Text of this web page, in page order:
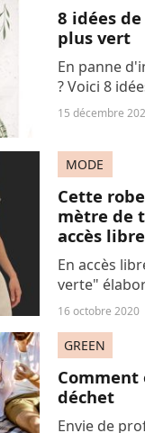
8 idées
plus vert
En panne
? Voici 8
surprendre
15 décembre
MODE
Cette
mètre de
accès
En accès
verte"
issues des
16 octobre 2020
GREEN
déchet
Envie de